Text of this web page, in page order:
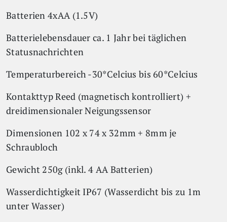
Batterien 4xAA (1.5V)
Batterielebensdauer ca. 1 Jahr bei täglichen
Statusnachrichten
Temperaturbereich -30*Celcius bis 60*Celcius
Kontakttyp Reed (magnetisch kontrolliert) +
dreidimensionaler Neigungssensor
Dimensionen 102 x 74 x 32mm + 8mm je
Schraubloch
Gewicht 250g (inkl. 4 AA Batterien)
Wasserdichtigkeit IP67 (Wasserdicht bis zu 1m
unter Wasser)